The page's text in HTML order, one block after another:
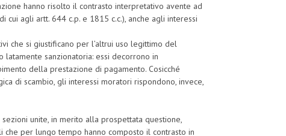
hanno risolto il contrasto interpretativo avente ad
cui agli artt. 644 c.p. e 1815 c.c.), anche agli interessi
che si giustificano per l’altrui uso legittimo del
sanzionatoria: essi decorrono in
della prestazione di pagamento. Cosicché
di scambio, gli interessi moratori rispondono, invece,
unite, in merito alla prospettata questione,
per lungo tempo hanno composto il contrasto in